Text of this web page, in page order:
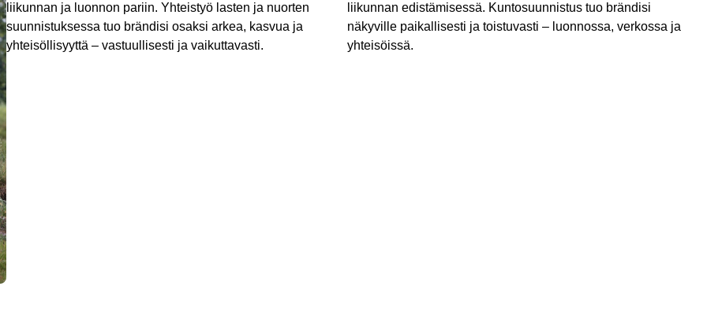
liikunnan ja luonnon pariin. Yhteistyö lasten ja nuorten
suunnistuksessa tuo brändisi osaksi arkea, kasvua ja
yhteisöllisyyttä – vastuullisesti ja vaikuttavasti.
liikunnan edistämisessä. Kuntosuunnistus tuo brändisi
näkyville paikallisesti ja toistuvasti – luonnossa, verkossa ja
yhteisöissä.